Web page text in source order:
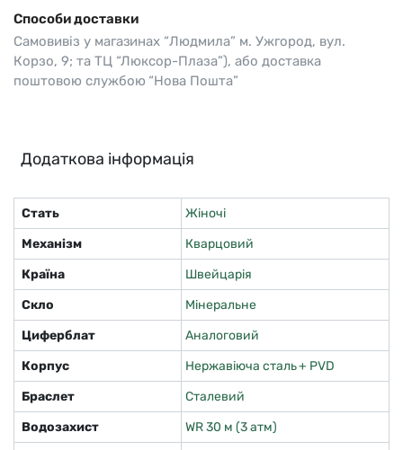
Способи доставки
Самовивіз у магазинах “Людмила” м. Ужгород, вул.
Корзо, 9; та ТЦ “Люксор-Плаза”), або доставка
поштовою службою “Нова Пошта”
Додаткова інформація
Стать
Жіночі
Механізм
Кварцовий
Країна
Швейцарія
Скло
Мінеральне
Циферблат
Аналоговий
Корпус
Нержавіюча сталь + PVD
Браслет
Сталевий
Водозахист
WR 30 м (3 атм)